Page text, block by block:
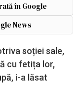
în Google
News
soției sale,
cu fetița lor,
i-a lăsat